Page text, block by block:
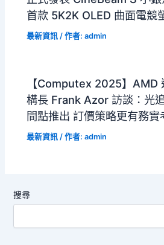
首款 5K2K OLED 曲面電競
最新資訊 / 作者:admin
【Computex 2025】AMD
構長 Frank Azor 訪談：光
間點推出 訂價策略更有務實
最新資訊 / 作者:admin
搜尋